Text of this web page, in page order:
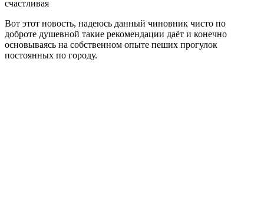
счастливая
Вот этот новость, надеюсь данный чиновник чисто по
доброте душевной такие рекомендации даёт и конечно
основываясь на собственном опыте пеших прогулок
постоянных по городу.